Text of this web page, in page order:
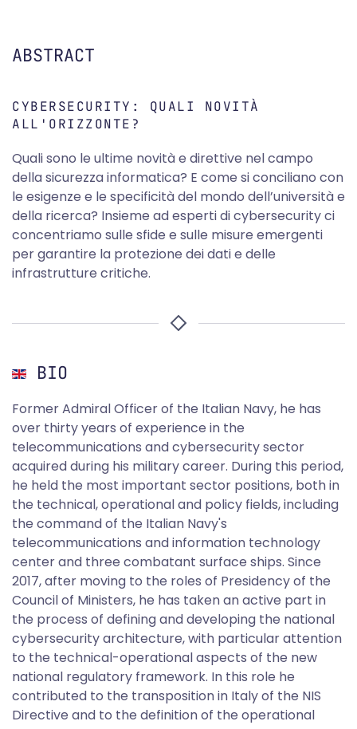
ABSTRACT
CYBERSECURITY: QUALI NOVITÀ
ALL'ORIZZONTE?
Quali sono le ultime novità e direttive nel campo
della sicurezza informatica? E come si conciliano con
le esigenze e le specificità del mondo dell’università e
della ricerca? Insieme ad esperti di cybersecurity ci
concentriamo sulle sfide e sulle misure emergenti
per garantire la protezione dei dati e delle
infrastrutture critiche.
BIO
Former Admiral Officer of the Italian Navy, he has
over thirty years of experience in the
telecommunications and cybersecurity sector
acquired during his military career. During this period,
he held the most important sector positions, both in
the technical, operational and policy fields, including
the command of the Italian Navy's
telecommunications and information technology
center and three combatant surface ships. Since
2017, after moving to the roles of Presidency of the
Council of Ministers, he has taken an active part in
the process of defining and developing the national
cybersecurity architecture, with particular attention
to the technical-operational aspects of the new
national regulatory framework. In this role he
contributed to the transposition in Italy of the NIS
Directive and to the definition of the operational